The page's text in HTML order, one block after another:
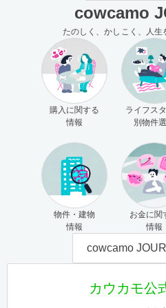
cowcamo
たのしく、かしこく、人生
購入に関する
情報
ライフス
別物件
物件・建物
情報
お金に関
情報
cowcamo
カウカモ公